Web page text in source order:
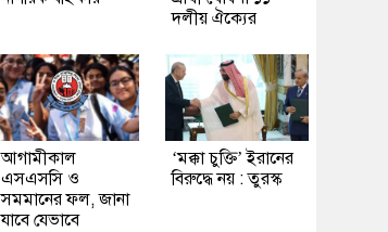
দলীয় ঐক্যের
আগামীকাল
এসএসসি ও
সমমানের ফল, জানা
যাবে যেভাবে
‘মক্কা চুক্তি’ ইরানের
বিরুদ্ধে নয় : তুরস্ক